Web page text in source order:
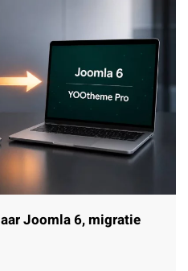
Joomla 6, migratie